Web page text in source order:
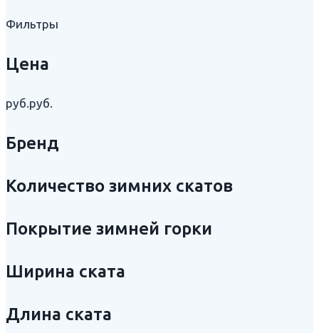
Фильтры
Цена
руб.руб.
Бренд
Количество зимних скатов
Покрытие зимней горки
Ширина ската
Длина ската